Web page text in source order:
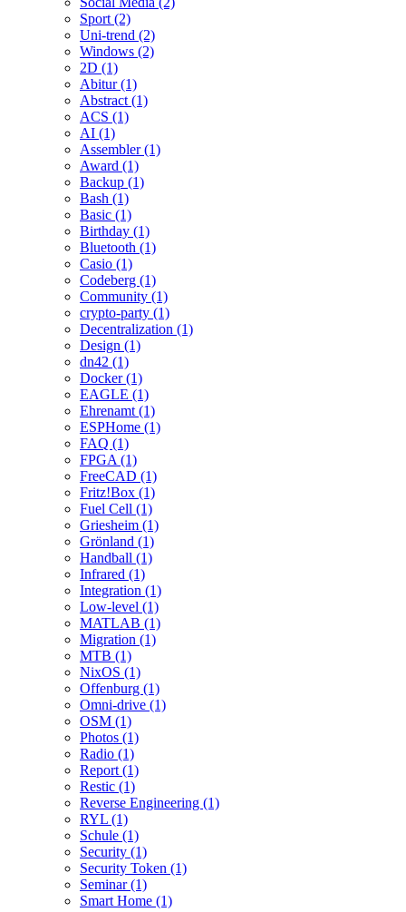
Sport (2)
Uni-trend (2)
Windows (2)
2D (1)
Abitur (1)
Abstract (1)
ACS (1)
AI (1)
Assembler (1)
Award (1)
Backup (1)
Bash (1)
Basic (1)
Birthday (1)
Bluetooth (1)
Casio (1)
Codeberg (1)
Community (1)
crypto-party (1)
Decentralization (1)
Design (1)
dn42 (1)
Docker (1)
EAGLE (1)
Ehrenamt (1)
ESPHome (1)
FAQ (1)
FPGA (1)
FreeCAD (1)
Fritz!Box (1)
Fuel Cell (1)
Griesheim (1)
Grönland (1)
Handball (1)
Infrared (1)
Integration (1)
Low-level (1)
MATLAB (1)
Migration (1)
MTB (1)
NixOS (1)
Offenburg (1)
Omni-drive (1)
OSM (1)
Photos (1)
Radio (1)
Report (1)
Restic (1)
Reverse Engineering (1)
RYL (1)
Schule (1)
Security (1)
Security Token (1)
Seminar (1)
Smart Home (1)